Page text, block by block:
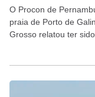
O Procon de
praia de Porto de
Grosso relatou ter